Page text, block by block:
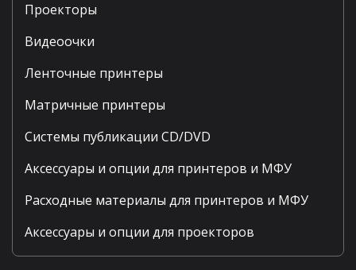
Проекторы
Видеоочки
Ленточные принтеры
Матричные принтеры
Системы публикации CD/DVD
Аксессуары и опции для принтеров и МФУ
Расходные материалы для принтеров и МФУ
Аксессуары и опции для проекторов